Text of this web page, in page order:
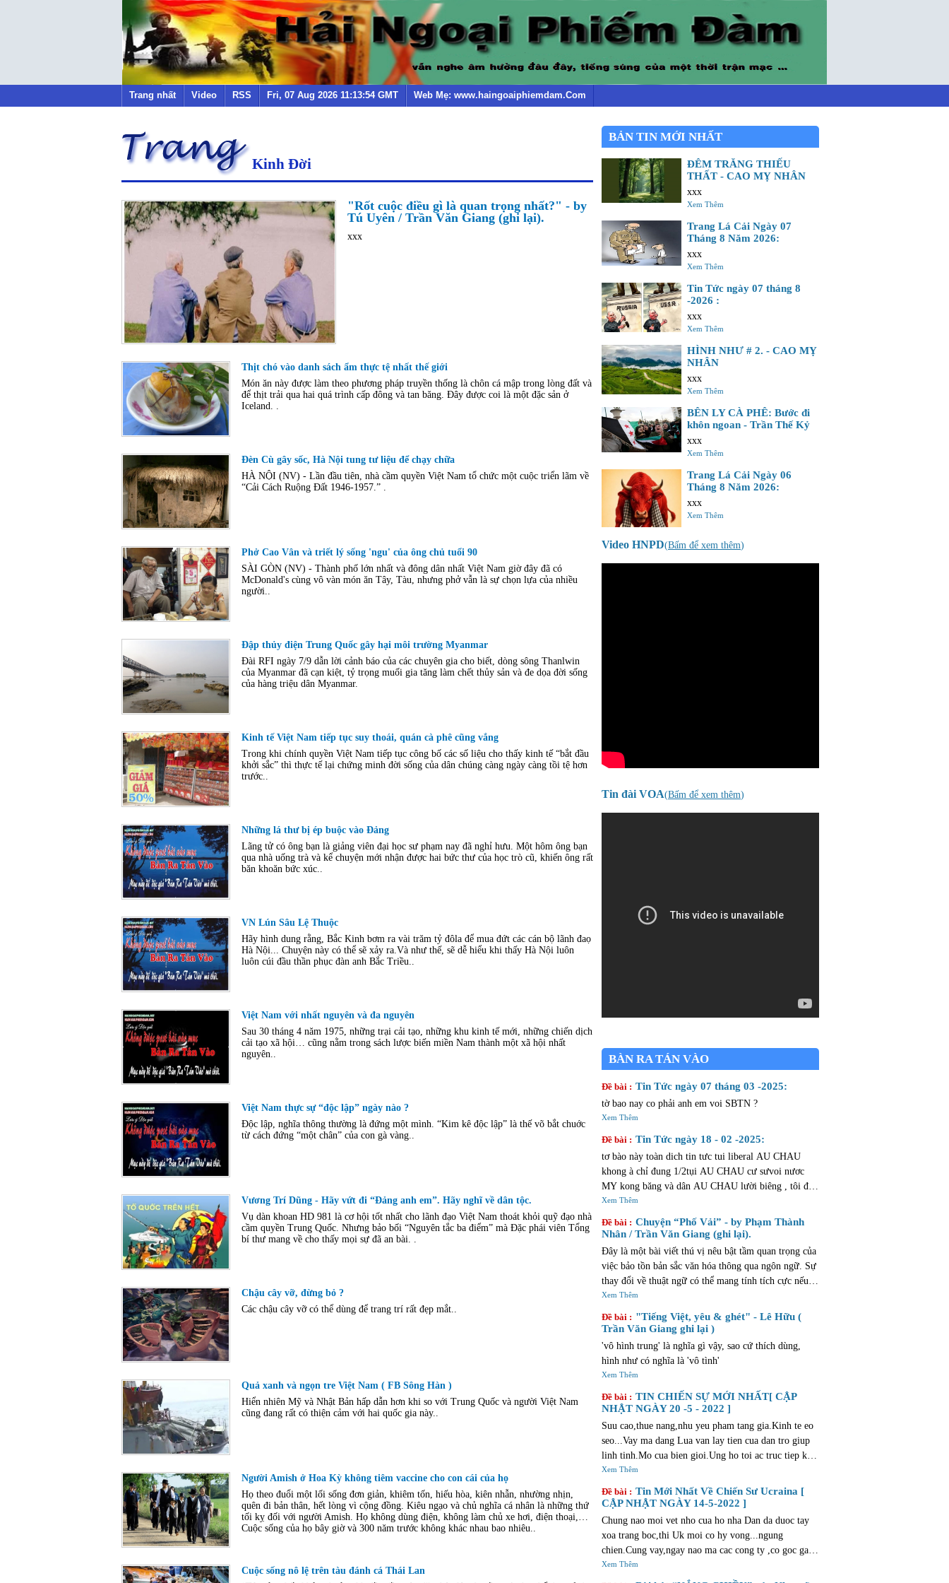
Trang nhất Video RSS Fri, 07 Aug 2026 11:13:54 GMT Web Mẹ: www.haingoaiphiemdam.Com
Kinh Đời
"Rốt cuộc điều gì là quan trọng nhất?" - by
Tú Uyên / Trần Văn Giang (ghi lại).
xxx
Thịt chó vào danh sách ẩm thực tệ nhất thế giới
Món ăn này được làm theo phương pháp truyền thống là chôn cá mập trong lòng đất và
để thịt trải qua hai quá trình cấp đông và tan băng. Đây được coi là một đặc sản ở
Iceland. .
Đèn Cù gây sốc, Hà Nội tung tư liệu để chạy chữa
HÀ NỘI (NV) - Lần đầu tiên, nhà cầm quyền Việt Nam tổ chức một cuộc triển lãm về
“Cải Cách Ruộng Ðất 1946-1957.” .
Phở Cao Vân và triết lý sống 'ngu' của ông chủ tuổi 90
SÀI GÒN (NV) - Thành phố lớn nhất và đông dân nhất Việt Nam giờ đây đã có
McDonald's cùng vô vàn món ăn Tây, Tàu, nhưng phở vẫn là sự chọn lựa của nhiều
người..
Đập thủy điện Trung Quốc gây hại môi trường Myanmar
Đài RFI ngày 7/9 dẫn lời cảnh báo của các chuyên gia cho biết, dòng sông Thanlwin
của Myanmar đã cạn kiệt, tỷ trọng muối gia tăng làm chết thủy sản và đe dọa đời sống
của hàng triệu dân Myanmar.
Kinh tế Việt Nam tiếp tục suy thoái, quán cà phê cũng vắng
Trong khi chính quyền Việt Nam tiếp tục công bố các số liệu cho thấy kinh tế “bắt đầu
khởi sắc” thì thực tế lại chứng minh đời sống của dân chúng càng ngày càng tồi tệ hơn
trước..
Những lá thư bị ép buộc vào Đảng
Lãng tử có ông bạn là giảng viên đại học sư phạm nay đã nghỉ hưu. Một hôm ông bạn
qua nhà uống trà và kể chuyện mới nhận được hai bức thư của học trò cũ, khiến ông rất
băn khoăn bức xúc..
VN Lún Sâu Lệ Thuộc
Hãy hình dung rằng, Bắc Kinh bơm ra vài trăm tỷ đôla để mua đứt các cán bộ lãnh đaọ
Hà Nội... Chuyện này có thể sẽ xảy ra.Và như thế, sẽ dễ hiểu khi thấy Hà Nội luôn
luôn cúi đầu thần phục đàn anh Bắc Triều..
Việt Nam với nhất nguyên và đa nguyên
Sau 30 tháng 4 năm 1975, những trại cải tạo, những khu kinh tế mới, những chiến dịch
cải tạo xã hội… cũng nằm trong sách lược biến miền Nam thành một xã hội nhất
nguyên..
Việt Nam thực sự “độc lập” ngày nào ?
Độc lập, nghĩa thông thường là đứng một mình. “Kim kê độc lập” là thế võ bắt chuớc
từ cách đứng “một chân” của con gà vàng..
Vương Trí Dũng - Hãy vứt đi “Đảng anh em”. Hãy nghĩ về dân tộc.
Vụ dàn khoan HD 981 là cơ hội tốt nhất cho lãnh đạo Việt Nam thoát khỏi quỹ đạo nhà
cầm quyền Trung Quốc. Nhưng bảo bối “Nguyên tắc ba điểm” mà Đặc phái viên Tổng
bí thư mang về cho thấy mọi sự đã an bài. .
Chậu cây vỡ, đừng bỏ ?
Các chậu cây vỡ có thể dùng để trang trí rất đẹp mắt..
Quả xanh và ngọn tre Việt Nam ( FB Sông Hàn )
Hiển nhiên Mỹ và Nhật Bản hấp dẫn hơn khi so với Trung Quốc và người Việt Nam
cũng đang rất có thiện cảm với hai quốc gia này..
Người Amish ở Hoa Kỳ không tiêm vaccine cho con cái của họ
Họ theo đuổi một lối sống đơn giản, khiêm tốn, hiếu hòa, kiên nhẫn, nhường nhịn,
quên đi bản thân, hết lòng vì cộng đồng. Kiêu ngạo và chủ nghĩa cá nhân là những thứ
tối kỵ đối với người Amish. Họ không dùng điện, không làm chủ xe hơi, điện thoại,…
Cuộc sống của họ bây giờ và 300 năm trước không khác nhau bao nhiêu..
Cuộc sống nô lệ trên tàu đánh cá Thái Lan
BẢN TIN MỚI NHẤT
ĐÊM TRĂNG THIẾU
THẤT - CAO MỴ NHÂN
xxx
Xem Thêm
Trang Lá Cải Ngày 07
Tháng 8 Năm 2026:
xxx
Xem Thêm
Tin Tức ngày 07 tháng 8
-2026 :
xxx
Xem Thêm
HÌNH NHƯ # 2. - CAO MỴ
NHÂN
xxx
Xem Thêm
BÊN LY CÀ PHÊ: Bước đi
khôn ngoan - Trần Thế Kỷ
xxx
Xem Thêm
Trang Lá Cải Ngày 06
Tháng 8 Năm 2026:
xxx
Xem Thêm
Video HNPD(Bấm để xem thêm)
Tin đài VOA(Bấm để xem thêm)
BÀN RA TÁN VÀO
Đề bài : Tin Tức ngày 07 tháng 03 -2025:
tờ bao nay co phải anh em voi SBTN ?
Xem Thêm
Đề bài : Tin Tức ngày 18 - 02 -2025:
tơ bào này toàn dich tin tưc tui liberal AU CHAU
khong à chỉ đung 1/2tụi AU CHAU cư sưvoi nươc
MY kong băng và dân AU CHAU lười biêng , tôi đả
đi choi AU CHAU mừoi ngày ròi thừ bay chăng cò
cửa tiệm mở ...dân AU CHAU lười như hủi .
Xem Thêm
Đề bài : Chuyện “Phố Vải” - by Phạm Thành
Nhân / Trần Văn Giang (ghi lại).
Đây là một bài viết thú vị nêu bật tầm quan trọng của
việc bảo tồn bản sắc văn hóa thông qua ngôn ngữ. Sự
thay đổi về thuật ngữ có thể mang tính tích cực nếu
chúng vẫn giữ được mối liên hệ với truyền thống và
lịch sử địa phương. Văn bản này cũng gợi lên những
cảm xúc và suy nghĩ tương tự như những gì bạn trải
qua khi mua bất động sản. Quá trình này cũng tràn
đầy sự phấn khích và niềm vui. Điều này đặc biệt
đúng đối với các dự án mới của Al Sharq Investment
investment, cung cấp các lựa chọn nhà ở hiện đại và
tiện lợi để giúp bạn tìm được ngôi nhà lý tưởng.
Xem Thêm
Đề bài : "Tiếng Việt, yêu & ghét" - Lê Hữu (
Trần Văn Giang ghi lại )
'vô hình trung' là nghĩa gì vậy, sao cứ thích dùng,
hình như có nghĩa là 'vô tình'
Xem Thêm
Đề bài : TIN CHIẾN SỰ MỚI NHẤT[ CẬP
NHẬT NGÀY 20 -5 - 2022 ]
Suu cao,thue nang,nhu yeu pham tang gia.Kinh te eo
seo...Vay ma dang Lua van lay tien cua dan tro giup
linh tinh.Mo cua bien gioi.Ung ho toi ac truc tiep khi
sua luat cho phep trom cuop o muc do <1.000 dollars
thi vo toi....Neu vao thoi diem Trump,bon Lua da ho
hoan nhu the nao ??? Nhung nguoi bau ban vi chut tu
loi ,nghi gi ve dat nuoc ??? Phai chang day khong
phai la dat nuoc minh ??? bat qua,lai tro ve que huong
cu...Neu vay,ban la thang cho chet ! mien ban !
Xem Thêm
Đề bài : Tin Mới Nhất Về Chiến Sư Ucraina [
CẬP NHẬT NGÀY 14-5-2022 ]
Chung nao moi vet nho cua ho nha Dan da duoc tay
xoa trang boc,thi Uk moi co hy vong...ngung
chien.Cung vay,ngay nao ma cac cong ty ,co goc gac
tu cac dang bac nu luu-anh hao cua khoi tu do va ong
chief police va dang Lua thi moi giai xong phuong
Xem Thêm